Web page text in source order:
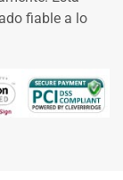
fiable a lo